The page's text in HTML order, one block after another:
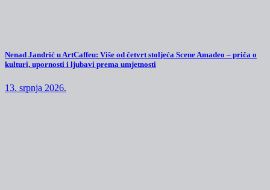
Nenad Jandrić u ArtCaffeu: Više od četvrt stoljeća Scene Amadeo – priča o
kulturi, upornosti i ljubavi prema umjetnosti
13. srpnja 2026.